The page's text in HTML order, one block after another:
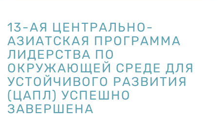
13-АЯ ЦЕНТРАЛЬНО-
АЗИАТСКАЯ ПРОГРАММА
ЛИДЕРСТВА ПО
ОКРУЖАЮЩЕЙ СРЕДЕ ДЛЯ
УСТОЙЧИВОГО РАЗВИТИЯ
(ЦАПЛ) УСПЕШНО
ЗАВЕРШЕНА